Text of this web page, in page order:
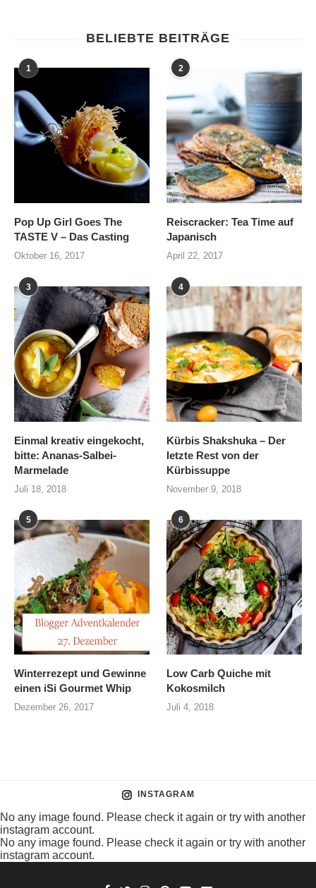
BELIEBTE BEITRÄGE
1
Pop Up Girl Goes The
TASTE V – Das Casting
Oktober 16, 2017
2
Reiscracker: Tea Time auf
Japanisch
April 22, 2017
3
Einmal kreativ eingekocht,
bitte: Ananas-Salbei-
Marmelade
Juli 18, 2018
4
Kürbis Shakshuka – Der
letzte Rest von der
Kürbissuppe
November 9, 2018
5
Winterrezept und Gewinne
einen iSi Gourmet Whip
Dezember 26, 2017
6
Low Carb Quiche mit
Kokosmilch
Juli 4, 2018
INSTAGRAM
No any image found. Please check it again or try with another
instagram account.
No any image found. Please check it again or try with another
instagram account.